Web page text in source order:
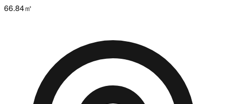
66.84㎡